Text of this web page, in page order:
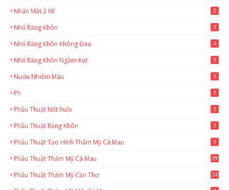
Nhấn Mắt 2 Mí 2
Nhổ Răng Khôn 3
Nhổ Răng Khôn Không Đau 4
Nhổ Răng Khôn Ngầm Kẹt 1
Nướu Nhiễm Màu 1
Ph 1
Phẫu Thuật Nốt Ruồi 1
Phẫu Thuật Răng Khôn 3
Phẫu Thuật Tạo Hình Thẩm Mỹ Cà Mau 3
Phẫu Thuật Thẩm Mỹ Cà Mau
29
Phẫu Thuật Thẩm Mỹ Cần Thơ
24